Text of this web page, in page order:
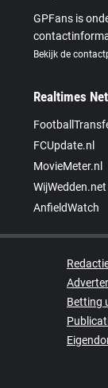
GPFans is
Bekijk de
Realtimes
FCUpdate.nl
MovieMeter.nl
WijWedden.net
AnfieldWatch
Betting